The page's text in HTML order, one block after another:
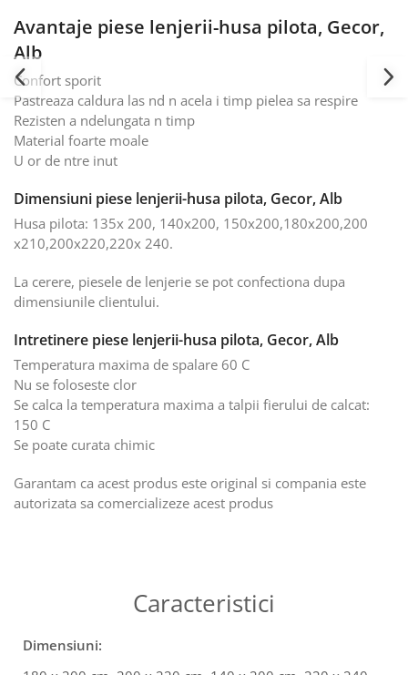
Avantaje piese lenjerii-husa pilota, Gecor,
Alb
Confort sporit
Pastreaza caldura las nd n acela i timp pielea sa respire
Rezisten a ndelungata n timp
Material foarte moale
U or de ntre inut
Dimensiuni piese lenjerii-husa pilota, Gecor, Alb
Husa pilota: 135x 200, 140x200, 150x200,180x200,200
x210,200x220,220x 240.
La cerere, piesele de lenjerie se pot confectiona dupa
dimensiunile clientului.
Intretinere piese lenjerii-husa pilota, Gecor, Alb
Temperatura maxima de spalare 60 C
Nu se foloseste clor
Se calca la temperatura maxima a talpii fierului de calcat:
150 C
Se poate curata chimic
Garantam ca acest produs este original si compania este
autorizata sa comercializeze acest produs
Caracteristici
Dimensiuni: